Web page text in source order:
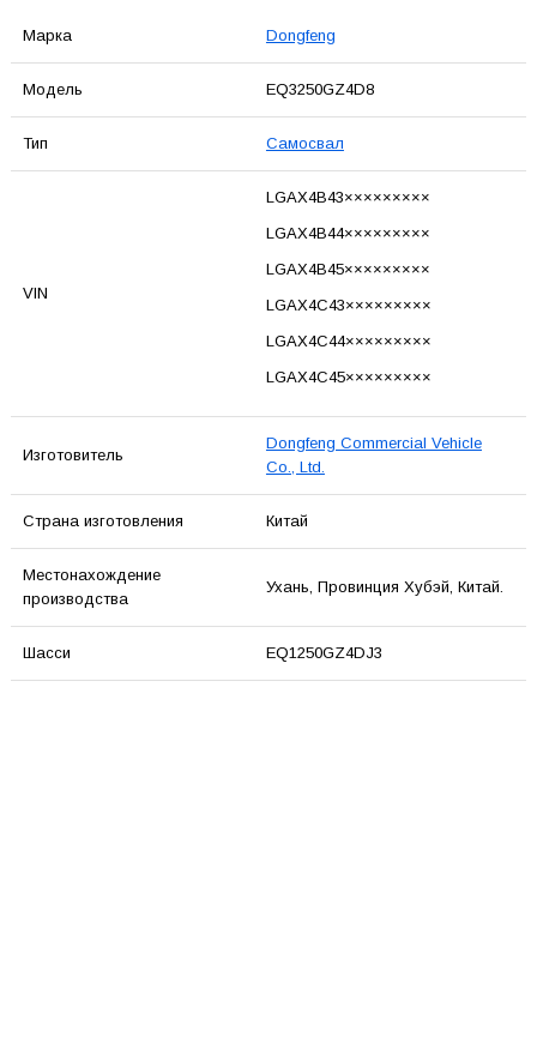
Марка Dongfeng
Модель EQ3250GZ4D8
Тип Самосвал
VIN
LGAX4B43×××××××××
LGAX4B44×××××××××
LGAX4B45×××××××××
LGAX4C43×××××××××
LGAX4C44×××××××××
LGAX4C45×××××××××
Изготовитель
Dongfeng Commercial Vehicle
Co., Ltd.
Страна изготовления Китай
Местонахождение
производства
Ухань, Провинция Хубэй, Китай.
Шасси EQ1250GZ4DJ3